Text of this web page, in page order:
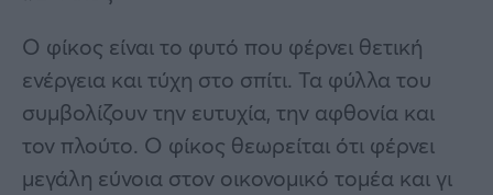
Ο φίκος είναι το φυτό που φέρνει θετική
ενέργεια και τύχη στο σπίτι. Τα φύλλα του
συμβολίζουν την ευτυχία, την αφθονία και
τον πλούτο. Ο φίκος θεωρείται ότι φέρνει
μεγάλη εύνοια στον οικονομικό τομέα και γι